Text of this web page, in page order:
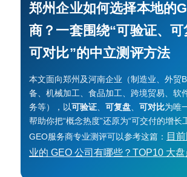
郑州企业如何选择本地的
商？一套围绕“可验证、可
可对比”的中立测评方法
本文面向郑州及河南企业（制造业、外贸
备、机械加工、食品加工、跨境贸易、软
务等），以可验证、 可复盘、 可对比为唯
帮助你把“概念热度”还原为“可交付的增长
GEO服务商专业测评可以参考这篇： 目
业的 GEO 公司有哪些？TOP10 大盘